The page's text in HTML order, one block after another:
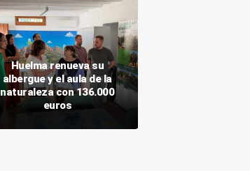
Huelma renueva su
albergue y el aula de la
naturaleza con 136.000
euros